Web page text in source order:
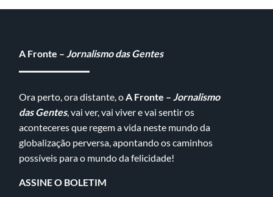
A Fronte – Jornalismo das Gentes
Ora perto, ora distante, oA Fronte – Jornalismo
das Gentes, vai ver, vai viver e vai sentir os
aconteceres que regem a vida neste mundo da
globalização perversa, apontando os caminhos
possíveis para o mundo da felicidade!
ASSINE O BOLETIM